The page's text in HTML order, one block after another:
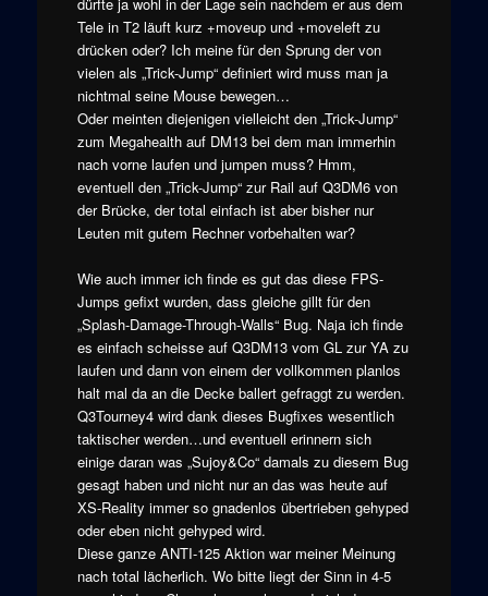
Tele in T2 läuft kurz +moveup und +moveleft zu
drücken oder? Ich meine für den Sprung der von
vielen als „Trick-Jump“ definiert wird muss man ja
nichtmal seine Mouse bewegen…
Oder meinten diejenigen vielleicht den „Trick-Jump“
zum Megahealth auf DM13 bei dem man immerhin
nach vorne laufen und jumpen muss? Hmm,
eventuell den „Trick-Jump“ zur Rail auf Q3DM6 von
der Brücke, der total einfach ist aber bisher nur
Leuten mit gutem Rechner vorbehalten war?
Wie auch immer ich finde es gut das diese FPS-
Jumps gefixt wurden, dass gleiche gillt für den
„Splash-Damage-Through-Walls“ Bug. Naja ich finde
es einfach scheisse auf Q3DM13 vom GL zur YA zu
laufen und dann von einem der vollkommen planlos
halt mal da an die Decke ballert gefraggt zu werden.
Q3Tourney4 wird dank dieses Bugfixes wesentlich
taktischer werden…und eventuell erinnern sich
einige daran was „Sujoy&Co“ damals zu diesem Bug
gesagt haben und nicht nur an das was heute auf
XS-Reality immer so gnadenlos übertrieben gehyped
oder eben nicht gehyped wird.
Diese ganze ANTI-125 Aktion war meiner Meinung
nach total lächerlich. Wo bitte liegt der Sinn in 4-5